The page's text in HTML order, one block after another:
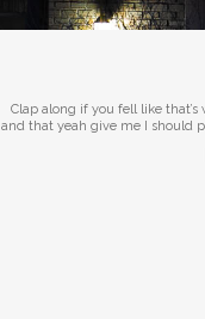
Clap along if you fell like
and that yeah give me I should